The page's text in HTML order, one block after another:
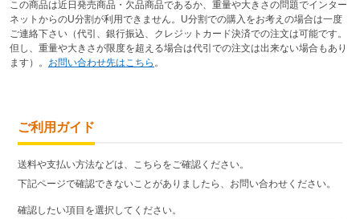
この商品は近日発売商品・欠品商品であるか、重量や大きさの問題でインター
ネットからのU分割が利用できません。U分割での購入をお考えの場合は一度
ご連絡下さい（代引、銀行振込、クレジットカード決済での注文は可能です。
但し、重量や大きさが限度を超える場合は代引での注文は出来ない場合もあり
ます）。 お問い合わせ先はこちら 。
ご利用ガイド
送料や支払い方法などは、こちらをご確認ください。
下記ページで確認できないことがありましたら、お問い合わせください。
確認したい項目を選択してください。